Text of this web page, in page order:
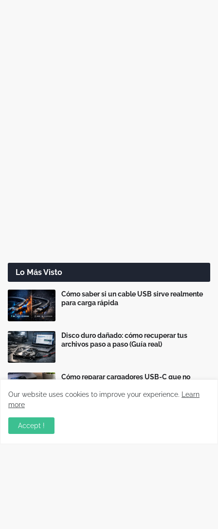
Lo Más Visto
Cómo saber si un cable USB sirve realmente
para carga rápida
Disco duro dañado: cómo recuperar tus
archivos paso a paso (Guía real)
Cómo reparar cargadores USB-C que no
Our website uses cookies to improve your experience.
Learn
more
Accept !